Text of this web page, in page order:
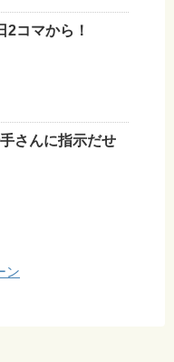
2コマから！
さんに指示だせ
ン